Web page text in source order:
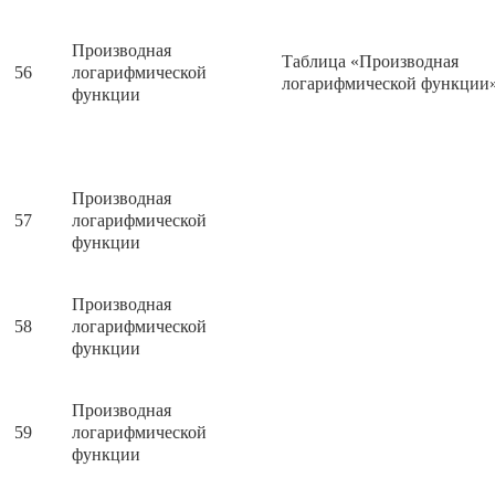
56
Производная
логарифмической
функции
Таблица «Производная
логарифмической
57
Производная
логарифмической
функции
58
Производная
логарифмической
функции
59
Производная
логарифмической
функции